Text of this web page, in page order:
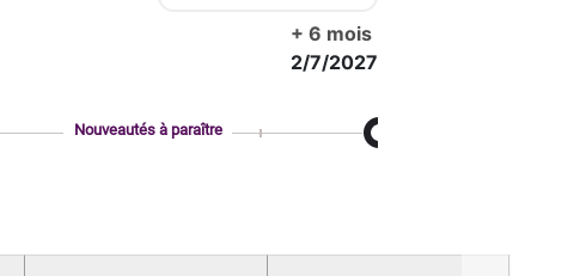
+ 6 mois
2/7/2027
Nouveautés à paraître